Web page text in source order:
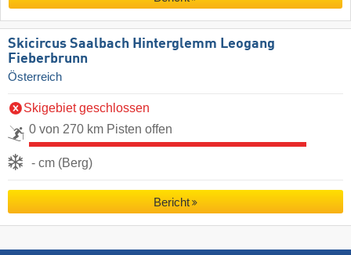
Skicircus Saalbach Hinterglemm Leogang
Fieberbrunn
Österreich
Skigebiet geschlossen
0 von 270 km Pisten offen
- cm (Berg)
Bericht